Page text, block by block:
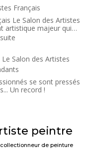
Paris
Français
Le Salon des Artistes
artistique majeur qui…
:
des
Artistes
Français
Salon des Artistes
se sont pressés
Un record !
peintre
collectionneur de peinture